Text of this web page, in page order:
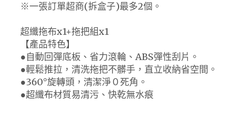
※一張訂單超商(拆盒子)最多2個。
超纖拖布x1+拖把組x1
【產品特色】
●自動回彈底板、省力滾輪、ABS彈性刮片。
●輕鬆推拉，清洗拖把不髒手，直立收納省空間。
●360°旋轉頭，清潔淨０死角。
●超纖布材質易清污、快乾無水痕